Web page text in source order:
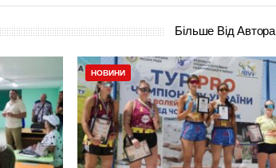
Більше Від Автора
НОВИНИ